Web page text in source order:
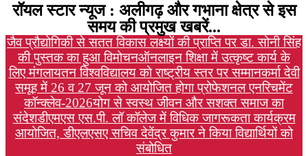
रॉयल स्टार न्यूज : अलीगढ़ और गभाना क्षेत्र से इस
समय की प्रमुख खबरें...
जैव प्रौद्योगिकी से सतत विकास लक्ष्यों की प्राप्ति पर डा. सोनी सिंह
की पुस्तक का हुआ विमोचनऑनलाइन शिक्षा में उत्कृष्ट कार्य के
लिए मंगलायतन विश्वविद्यालय को राष्ट्रीय स्तर पर सम्मानकर्मा देवी
समूह में 26 व 27 जून को आयोजित होगा प्रोफेशनल एनरिचमेंट
कॉन्क्लेव-2026योग से स्वस्थ जीवन और सशक्त समाज का
संदेशडीएमएस एस.पी. लॉ कॉलेज में विधिक जागरूकता कार्यक्रम
आयोजित, डीएलएसए सचिव देवेंद्र कुमार ने किया विद्यार्थियों को
संबोधित